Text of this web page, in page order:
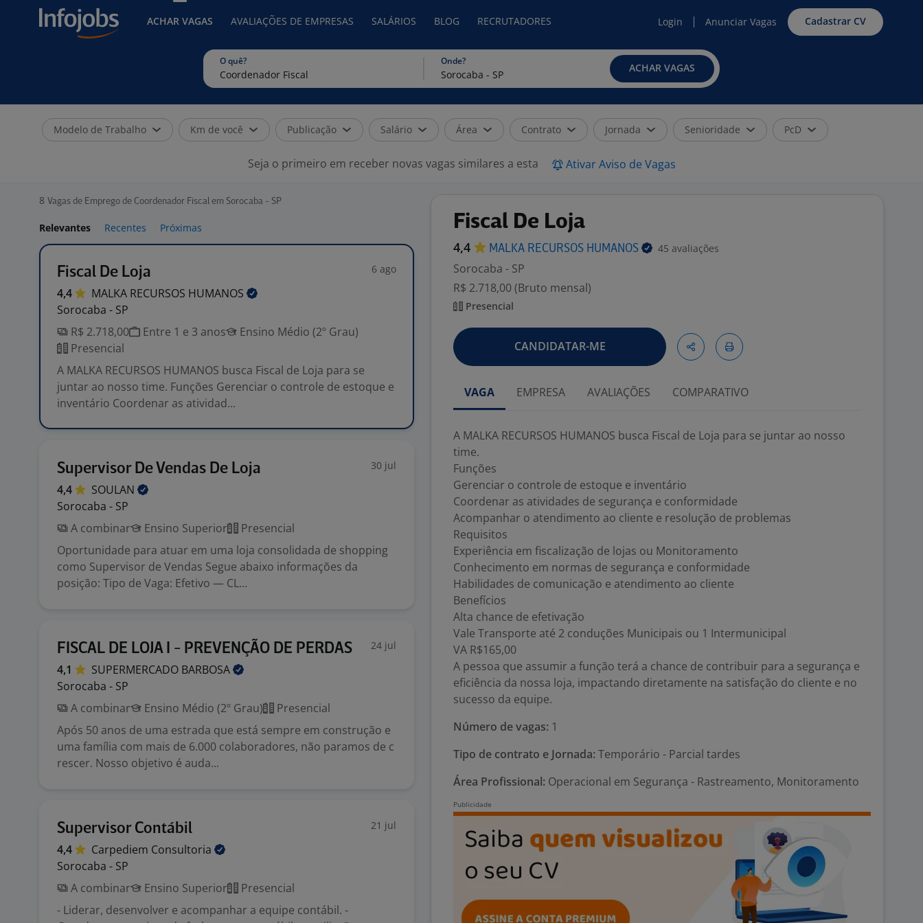
ACHAR VAGAS AVALIAÇÕES DE EMPRESAS SALÁRIOS BLOG RECRUTADORES Login Anunciar Vagas Cadastrar CV
O quê? Onde?
ACHAR VAGAS
Modelo de Trabalho Km de você Publicação Salário Área Contrato Jornada Senioridade PcD
Seja o primeiro em receber novas vagas similares a esta Ativar Aviso de Vagas
8 Vagas de Emprego de Coordenador Fiscal em Sorocaba - SP
Relevantes Recentes Próximas
Fiscal De Loja 6 ago
4,4 MALKA RECURSOS HUMANOS
Sorocaba - SP
R$ 2.718,00
Entre 1 e 3 anos
Ensino Médio (2º Grau)
Presencial
A MALKA RECURSOS HUMANOS busca Fiscal de Loja para se
juntar ao nosso time. Funções Gerenciar o controle de estoque e
inventário Coordenar as atividad...
Supervisor De Vendas De Loja 30 jul
4,4
SOULAN
Sorocaba - SP
A combinar
Ensino Superior
Presencial
Oportunidade para atuar em uma loja consolidada de shopping
como Supervisor de Vendas Segue abaixo informações da
posição: Tipo de Vaga: Efetivo — CL...
FISCAL DE LOJA I - PREVENÇÃO DE PERDAS 24 jul
4,1 SUPERMERCADO BARBOSA
Sorocaba - SP
A combinar
Ensino Médio (2º Grau)
Presencial
Após 50 anos de uma estrada que está sempre em construção e
uma família com mais de 6.000 colaboradores, não paramos de c
rescer. Nosso objetivo é auda...
Supervisor Contábil 21 jul
4,4 Carpediem Consultoria
Sorocaba - SP
A combinar
Ensino Superior
Presencial
- Liderar, desenvolver e acompanhar a equipe contábil. -
Fiscal De Loja
4,4 MALKA RECURSOS HUMANOS 45 avaliações
Sorocaba - SP
R$ 2.718,00 (Bruto mensal)
Presencial
CANDIDATAR-ME
VAGA EMPRESA AVALIAÇÕES COMPARATIVO
A MALKA RECURSOS HUMANOS busca Fiscal de Loja para se juntar ao nosso
time.
Funções
Gerenciar o controle de estoque e inventário
Coordenar as atividades de segurança e conformidade
Acompanhar o atendimento ao cliente e resolução de problemas
Requisitos
Experiência em fiscalização de lojas ou Monitoramento
Conhecimento em normas de segurança e conformidade
Habilidades de comunicação e atendimento ao cliente
Benefícios
Alta chance de efetivação
Vale Transporte até 2 conduções Municipais ou 1 Intermunicipal
VA R$165,00
A pessoa que assumir a função terá a chance de contribuir para a segurança e
eficiência da nossa loja, impactando diretamente na satisfação do cliente e no
sucesso da equipe.
Número de vagas: 1
Tipo de contrato e Jornada: Temporário - Parcial tardes
Área Profissional: Operacional em Segurança - Rastreamento, Monitoramento